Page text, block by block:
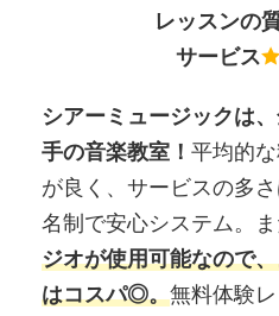
レッスンの
サービス
シアーミュージックは
手の音楽教室！ 平均的
が良く、サービスの多
名制で安心システム。ま
ジオが使用可能なので
はコスパ◎。無料体験